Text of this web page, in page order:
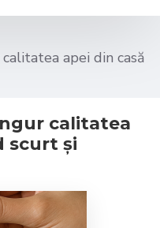
apei din casă
calitatea
scurt și